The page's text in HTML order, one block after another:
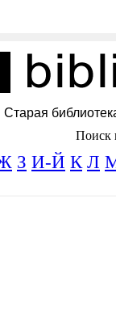
Старая
Поиск
З И-Й К Л